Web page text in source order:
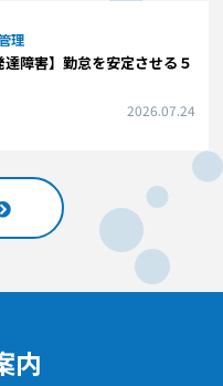
理
達障害】勤怠を安定させる５
2026.07.24
内